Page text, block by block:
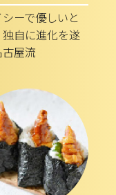
ーで優しいと
独自に進化を遂
屋流